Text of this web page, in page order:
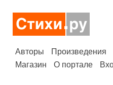
Авторы Произведения
Магазин
О портале